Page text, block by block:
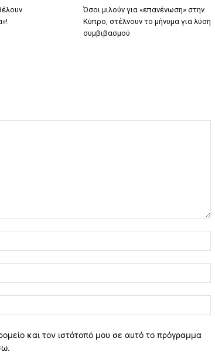
Όσοι μιλούν για «επανένωση» στην
Κύπρο, στέλνουν το μήνυμα για λύση
συμβιβασμού
και τον ιστότοπό μου σε αυτό το πρόγραμμα